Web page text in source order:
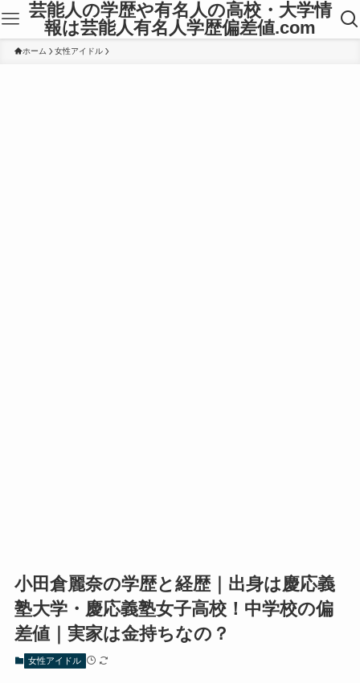
芸能人の学歴や有名人の高校・大学情
報は芸能人有名人学歴偏差値.com
ホーム 女性アイドル
小田倉麗奈の学歴と経歴｜出身は慶応義
塾大学・慶応義塾女子高校！中学校の偏
差値｜実家は金持ちなの？
女性アイドル